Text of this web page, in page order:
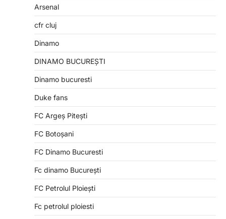
Arsenal
cfr cluj
Dinamo
DINAMO BUCUREȘTI
Dinamo bucuresti
Duke fans
FC Argeș Pitești
FC Botoșani
FC Dinamo Bucuresti
Fc dinamo București
FC Petrolul Ploiești
Fc petrolul ploiesti